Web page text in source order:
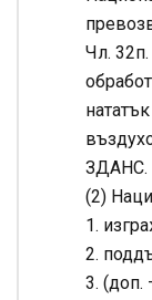
Чл.
ЗДАНС.
(2)
1.
2.
3. (доп.